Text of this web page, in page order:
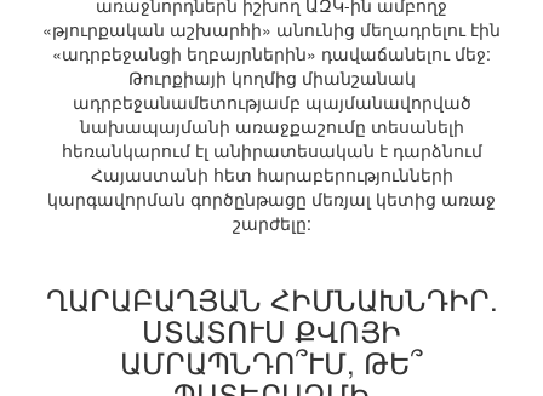
առաջնորդներն իշխող ԱԶԿ-ին ամբողջ
«թյուրքական աշխարհի» անունից մեղադրելու էին
«ադրբեջանցի եղբայրներին» դավաճանելու մեջ:
Թուրքիայի կողմից միանշանակ
ադրբեջանամետությամբ պայմանավորված
նախապայմանի առաջքաշումը տեսանելի
հեռանկարում էլ անիրատեսական է դարձնում
Հայաստանի հետ հարաբերությունների
կարգավորման գործընթացը մեռյալ կետից առաջ
շարժելը:
ՂԱՐԱԲԱՂՅԱՆ ՀԻՄՆԱԽՆԴԻՐ.
ՍՏԱՏՈՒՍ ՔՎՈՅԻ
ԱՄՐԱՊՆԴՈ՞ՒՄ, ԹԵ՞